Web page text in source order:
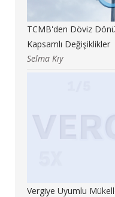
TCMB'den Döviz
Kapsamlı Değişiklikler
Selma Kıy
Vergiye Uyumlu